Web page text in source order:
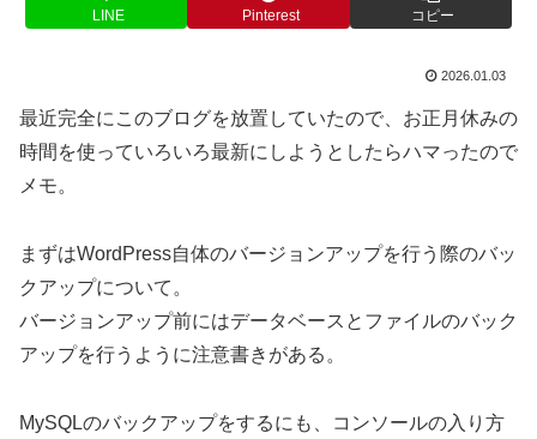
LINE Pinterest コピー
2026.01.03
最近完全にこのブログを放置していたので、お正月休みの
時間を使っていろいろ最新にしようとしたらハマったので
メモ。
まずはWordPress自体のバージョンアップを行う際のバッ
クアップについて。
バージョンアップ前にはデータベースとファイルのバック
アップを行うように注意書きがある。
MySQLのバックアップをするにも、コンソールの入り方